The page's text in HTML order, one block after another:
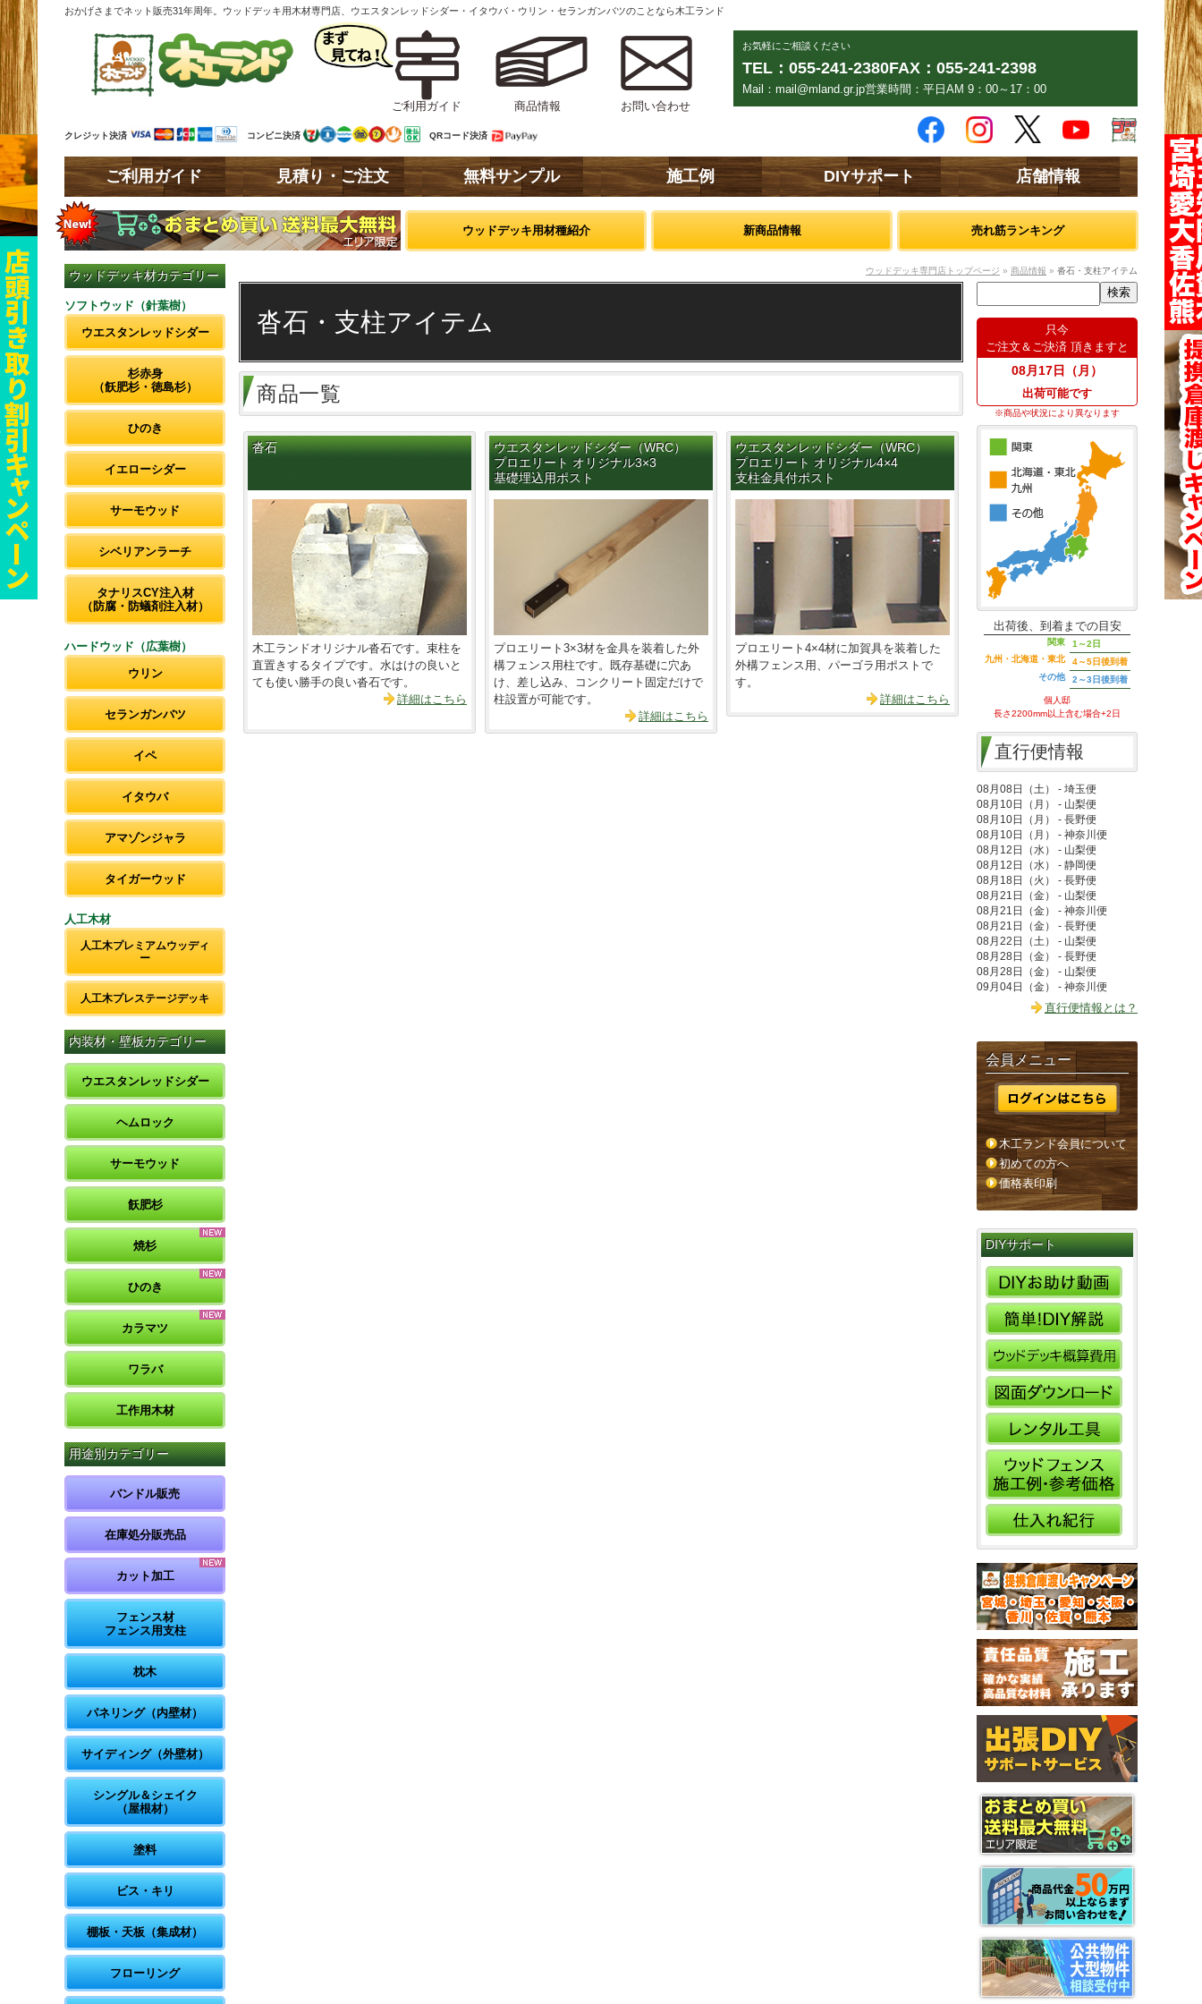
おかげさまでネット販売31年周年。ウッドデッキ用木材専門店、ウエスタンレッドシダー・イタウバ・ウリン・セランガンバツのことなら木工ランド
お気軽にご相談ください
TEL：055-241-2380FAX：055-241-2398
Mail：mail@mland.gr.jp営業時間：平日AM 9：00～17：00
ご利用ガイド
商品情報 お問い合わせ
クレジット決済 コンビニ決済 QRコード決済
ご利用ガイド 見積り・ご注文 無料サンプル 施工例 DIYサポート 店舗情報
ウッドデッキ用材種紹介 新商品情報 売れ筋ランキング
ウッドデッキ材カテゴリー
ソフトウッド（針葉樹）
ウエスタンレッドシダー
杉赤身
（飫肥杉・徳島杉）
ひのき
イエローシダー
サーモウッド
シベリアンラーチ
タナリスCY注入材
（防腐・防蟻剤注入材）
ハードウッド（広葉樹）
ウリン
セランガンバツ
イペ
イタウバ
アマゾンジャラ
タイガーウッド
人工木材
人工木プレミアムウッディ
ー
人工木プレステージデッキ
内装材・壁板カテゴリー
ウエスタンレッドシダー
ヘムロック
サーモウッド
飫肥杉
焼杉
ひのき
カラマツ
ワラバ
工作用木材
用途別カテゴリー
バンドル販売
在庫処分販売品
カット加工
フェンス材
フェンス用支柱
枕木
パネリング（内壁材）
サイディング（外壁材）
シングル＆シェイク
（屋根材）
塗料
ビス・キリ
棚板・天板（集成材）
フローリング
ウッドデッキ専門店トップページ » 商品情報 » 沓石・支柱アイテム
沓石・支柱アイテム
商品一覧
沓石
木工ランドオリジナル沓石です。束柱を
直置きするタイプです。水はけの良いと
ても使い勝手の良い沓石です。
詳細はこちら
ウエスタンレッドシダー（WRC）
プロエリート オリジナル3×3
基礎埋込用ポスト
プロエリート3×3材を金具を装着した外
構フェンス用柱です。既存基礎に穴あ
け、差し込み、コンクリート固定だけで
柱設置が可能です。
詳細はこちら
ウエスタンレッドシダー（WRC）
プロエリート オリジナル4×4
支柱金具付ポスト
プロエリート4×4材に加賀具を装着した
外構フェンス用、パーゴラ用ポストで
す。
詳細はこちら
只今
ご注文＆ご決済 頂きますと
08月17日（月）
出荷可能です
※商品や状況により異なります
出荷後、到着までの目安
関東
1～2日
九州・北海道・東北
4～5日後到着
その他
2～3日後到着
個人邸
長さ2200mm以上含む場合+2日
直行便情報
08月08日（土） - 埼玉便
08月10日（月） - 山梨便
08月10日（月） - 長野便
08月10日（月） - 神奈川便
08月12日（水） - 山梨便
08月12日（水） - 静岡便
08月18日（火） - 長野便
08月21日（金） - 山梨便
08月21日（金） - 神奈川便
08月21日（金） - 長野便
08月22日（土） - 山梨便
08月28日（金） - 長野便
08月28日（金） - 山梨便
09月04日（金） - 神奈川便
直行便情報とは？
会員メニュー
木工ランド会員について
初めての方へ
価格表印刷
DIYサポート